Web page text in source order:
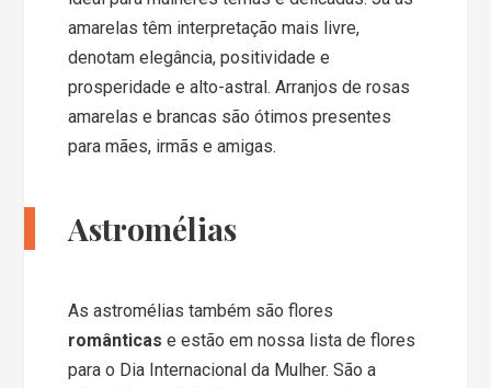
amarelas têm interpretação mais livre,
denotam elegância, positividade e
prosperidade e alto-astral. Arranjos de rosas
amarelas e brancas são ótimos presentes
para mães, irmãs e amigas.
Astromélias
As astromélias também são flores
românticas e estão em nossa lista de flores
para o Dia Internacional da Mulher. São a